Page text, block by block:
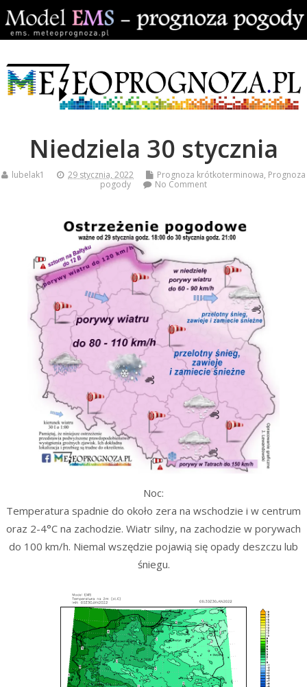
Niedziela 30 stycznia
lubelak1 29 stycznia, 2022 Prognoza krótkoterminowa, Prognoza
pogody
No Comment
Noc:
Temperatura spadnie do około zera na wschodzie i w centrum
oraz 2-4°C na zachodzie. Wiatr silny, na zachodzie w porywach
do 100 km/h. Niemal wszędzie pojawią się opady deszczu lub
śniegu.